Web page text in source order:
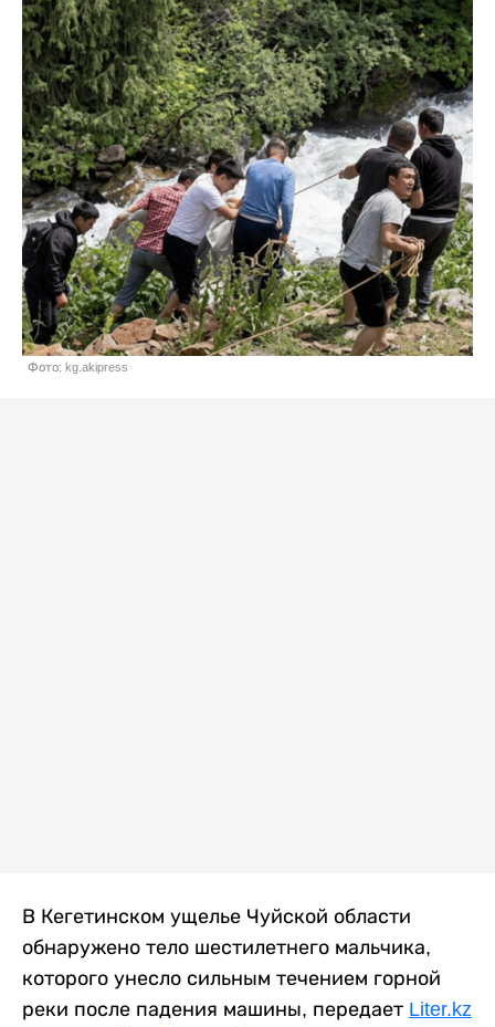
Фото: kg.akipress
В Кегетинском ущелье Чуйской области
обнаружено тело шестилетнего мальчика,
которого унесло сильным течением горной
реки после падения машины, передает Liter.kz